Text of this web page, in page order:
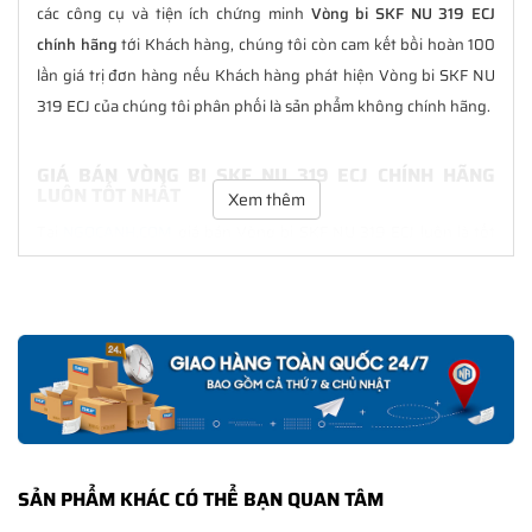
các công cụ và tiện ích chứng minh Vòng bi SKF NU 319 ECJ
chính hãngtới Khách hàng, chúng tôi còn cam kết bồi hoàn 100
lần giá trị đơn hàng nếu Khách hàng phát hiện Vòng bi SKF NU
319 ECJ của chúng tôi phân phối là sản phẩm không chính hãng.
GIÁ BÁN VÒNG BI SKF NU 319 ECJ CHÍNH HÃNG
nhất với nhiều ưu đãi kèm theo và các dịch vụ hẫu mãi sau bán
CHẾ ĐỘ BẢO HÀNH VÒNG BI SKF NU 319 ECJ CHÍNH
HÃNG
Tất cả các sản phẩm SKF chính hãng doSKF Ngọc Anhphân
phối đều được bảo hành chính hãng theo đúng tiêu chuẩn bảo
hành của nhà sản xuất.
Xem thêm
SẢN PHẨM KHÁC CÓ THỂ BẠN QUAN TÂM